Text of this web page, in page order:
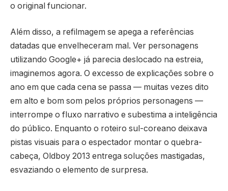
o original funcionar.
Além disso, a refilmagem se apega a referências
datadas que envelheceram mal. Ver personagens
utilizando Google+ já parecia deslocado na estreia,
imaginemos agora. O excesso de explicações sobre o
ano em que cada cena se passa — muitas vezes dito
em alto e bom som pelos próprios personagens —
interrompe o fluxo narrativo e subestima a inteligência
do público. Enquanto o roteiro sul-coreano deixava
pistas visuais para o espectador montar o quebra-
cabeça, Oldboy 2013 entrega soluções mastigadas,
esvaziando o elemento de surpresa.